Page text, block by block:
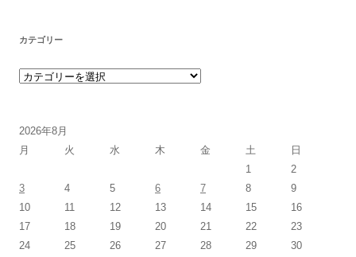
カテゴリー
カテゴリー
2026年8月
月
火 水 木 金 土 日
1
2
3
4 5 6 7 8
9
10
11 12 13 14 15
16
17
18 19 20 21 22
23
24
25 26 27 28 29
30